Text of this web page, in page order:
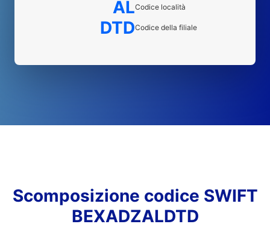
ALCodice località
DTDCodice della filiale
Scomposizione codice SWIFT
BEXADZALDTD